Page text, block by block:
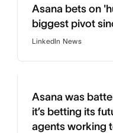
Asana bets on
biggest pivot
LinkedIn News
Asana was
it’s betting its
agents working